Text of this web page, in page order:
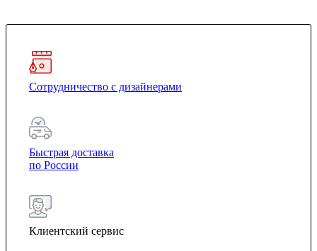
Сотрудничество с дизайнерами
Быстрая доставка
по России
Клиентский сервис